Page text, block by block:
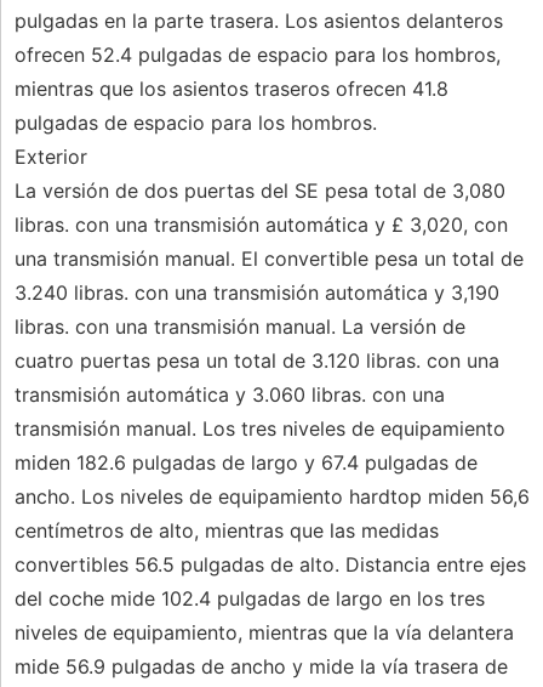
pulgadas en la parte trasera. Los asientos delanteros
ofrecen 52.4 pulgadas de espacio para los hombros,
mientras que los asientos traseros ofrecen 41.8
pulgadas de espacio para los hombros.
Exterior
La versión de dos puertas del SE pesa total de 3,080
libras. con una transmisión automática y £ 3,020, con
una transmisión manual. El convertible pesa un total de
3.240 libras. con una transmisión automática y 3,190
libras. con una transmisión manual. La versión de
cuatro puertas pesa un total de 3.120 libras. con una
transmisión automática y 3.060 libras. con una
transmisión manual. Los tres niveles de equipamiento
miden 182.6 pulgadas de largo y 67.4 pulgadas de
ancho. Los niveles de equipamiento hardtop miden 56,6
centímetros de alto, mientras que las medidas
convertibles 56.5 pulgadas de alto. Distancia entre ejes
del coche mide 102.4 pulgadas de largo en los tres
niveles de equipamiento, mientras que la vía delantera
mide 56.9 pulgadas de ancho y mide la vía trasera de